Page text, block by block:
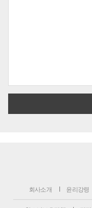
회사소개 윤리강령